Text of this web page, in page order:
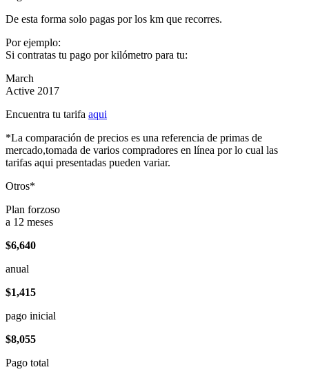
De esta forma solo pagas por los km que recorres.
Por ejemplo:
Si contratas tu pago por kilómetro para tu:
March
Active 2017
Encuentra tu tarifa aqui
*La comparación de precios es una referencia de primas de
mercado,tomada de varios compradores en línea por lo cual las
tarifas aqui presentadas pueden variar.
Otros*
Plan forzoso
a 12 meses
$6,640
anual
$1,415
pago inicial
$8,055
Pago total